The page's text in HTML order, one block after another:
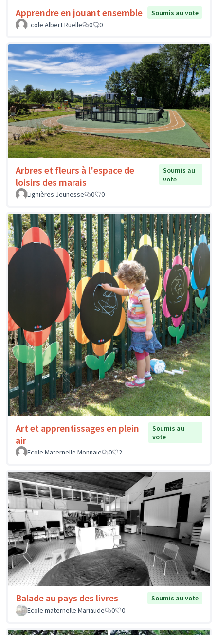
Apprendre en jouant ensemble
Soumis au vote
Ecole Albert Ruelle
0 0
Arbres et fleurs à l'espace de
loisirs des marais
Soumis au
vote
Lignières Jeunesse
0 0
Art et apprentissages en plein
air
Soumis au
vote
Ecole Maternelle Monnaie
0 2
Balade au pays des livres
Soumis au vote
Ecole maternelle Mariaude
0 0